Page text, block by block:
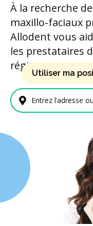
À la recherche
maxillo-faciaux
Allodent vous
les prestataires
région.
Entrez l'adresse ou
Utiliser ma